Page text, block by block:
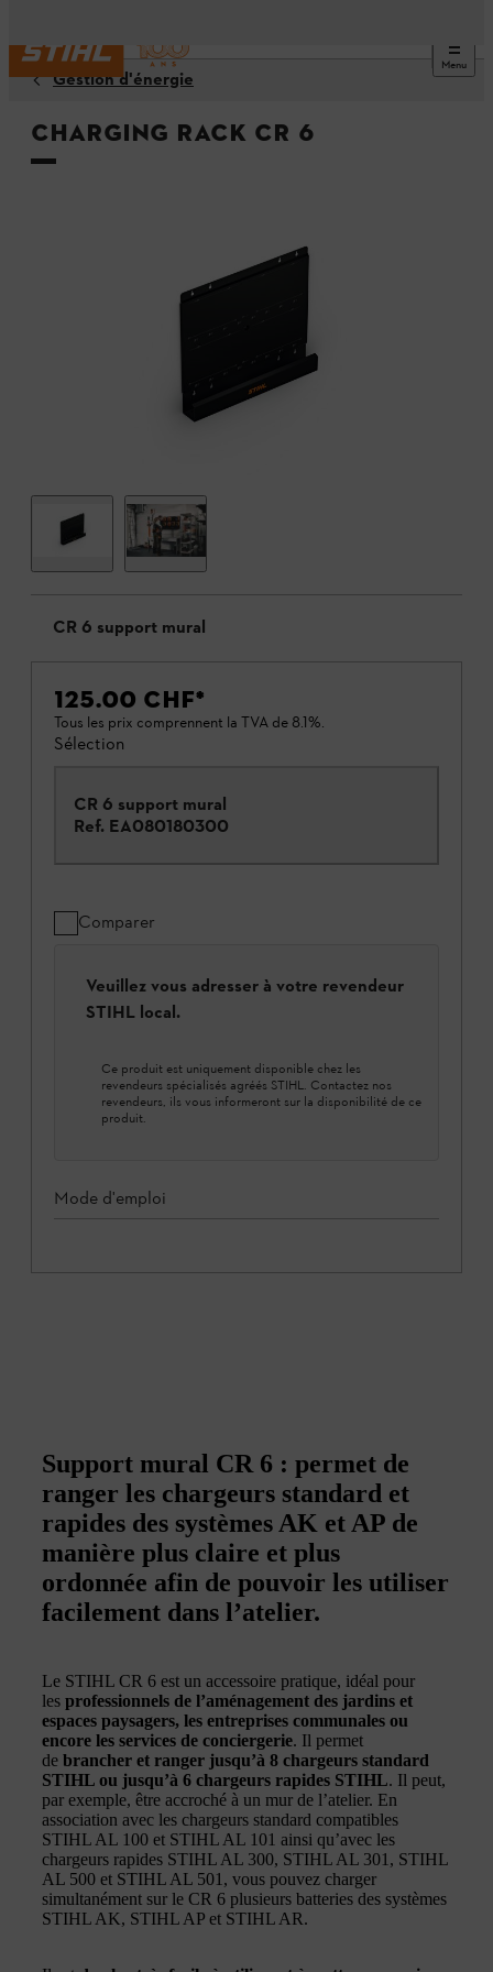
Menu
Gestion d'énergie
Charging Rack CR 6
CR 6 support mural
125.00 CHF*
Tous les prix comprennent la TVA de 8.1%.
Sélection
CR 6 support mural
Ref. EA080180300
Comparer
Veuillez vous adresser à votre revendeur
STIHL local.
Ce produit est uniquement disponible chez les
revendeurs spécialisés agréés STIHL. Contactez nos
revendeurs, ils vous informeront sur la disponibilité de ce
produit.
Mode d'emploi
Support mural CR 6 : permet de
ranger les chargeurs standard et
rapides des systèmes AK et AP de
manière plus claire et plus
ordonnée afin de pouvoir les utiliser
facilement dans l’atelier.
Le STIHL CR 6 est un accessoire pratique, idéal pour
les professionnels de l’aménagement des jardins et
espaces paysagers, les entreprises communales ou
encore les services de conciergerie. Il permet
de brancher et ranger jusqu’à 8 chargeurs standard
STIHL ou jusqu’à 6 chargeurs rapides STIHL. Il peut,
par exemple, être accroché à un mur de l’atelier. En
association avec les chargeurs standard compatibles
STIHL AL 100 et STIHL AL 101 ainsi qu’avec les
chargeurs rapides STIHL AL 300, STIHL AL 301, STIHL
AL 500 et STIHL AL 501, vous pouvez charger
simultanément sur le CR 6 plusieurs batteries des systèmes
STIHL AK, STIHL AP et STIHL AR.